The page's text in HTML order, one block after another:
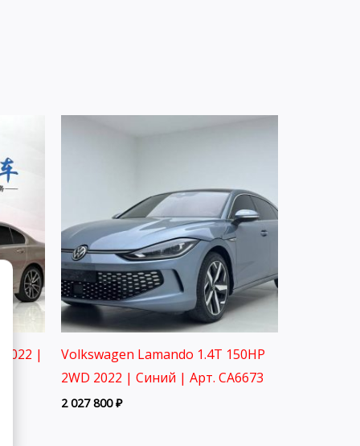
|
Volkswagen Lamando 1.4T 150HP
2WD 2022 | Синий | Арт. CA6673
2 027 800₽